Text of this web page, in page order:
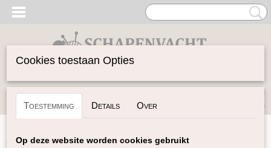
Inloggen Registreren
(0)
Home>Vilten>Vilt 30x30>Vilt 30x30 chick
Cookies toestaan Opties
Toestemming Details Over
Op deze website worden cookies gebruikt